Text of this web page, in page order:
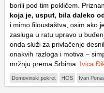
borili pod tim pokličem.
koja je, usput, bila daleko
i mimo filoustaštva, osim ako
zasluga u ratu upravo u
onda služi za privlačenje
onakvih razloga i motiva –
mržnju prema Srbima. Ivica
Domovinski pokret HOS Ivan